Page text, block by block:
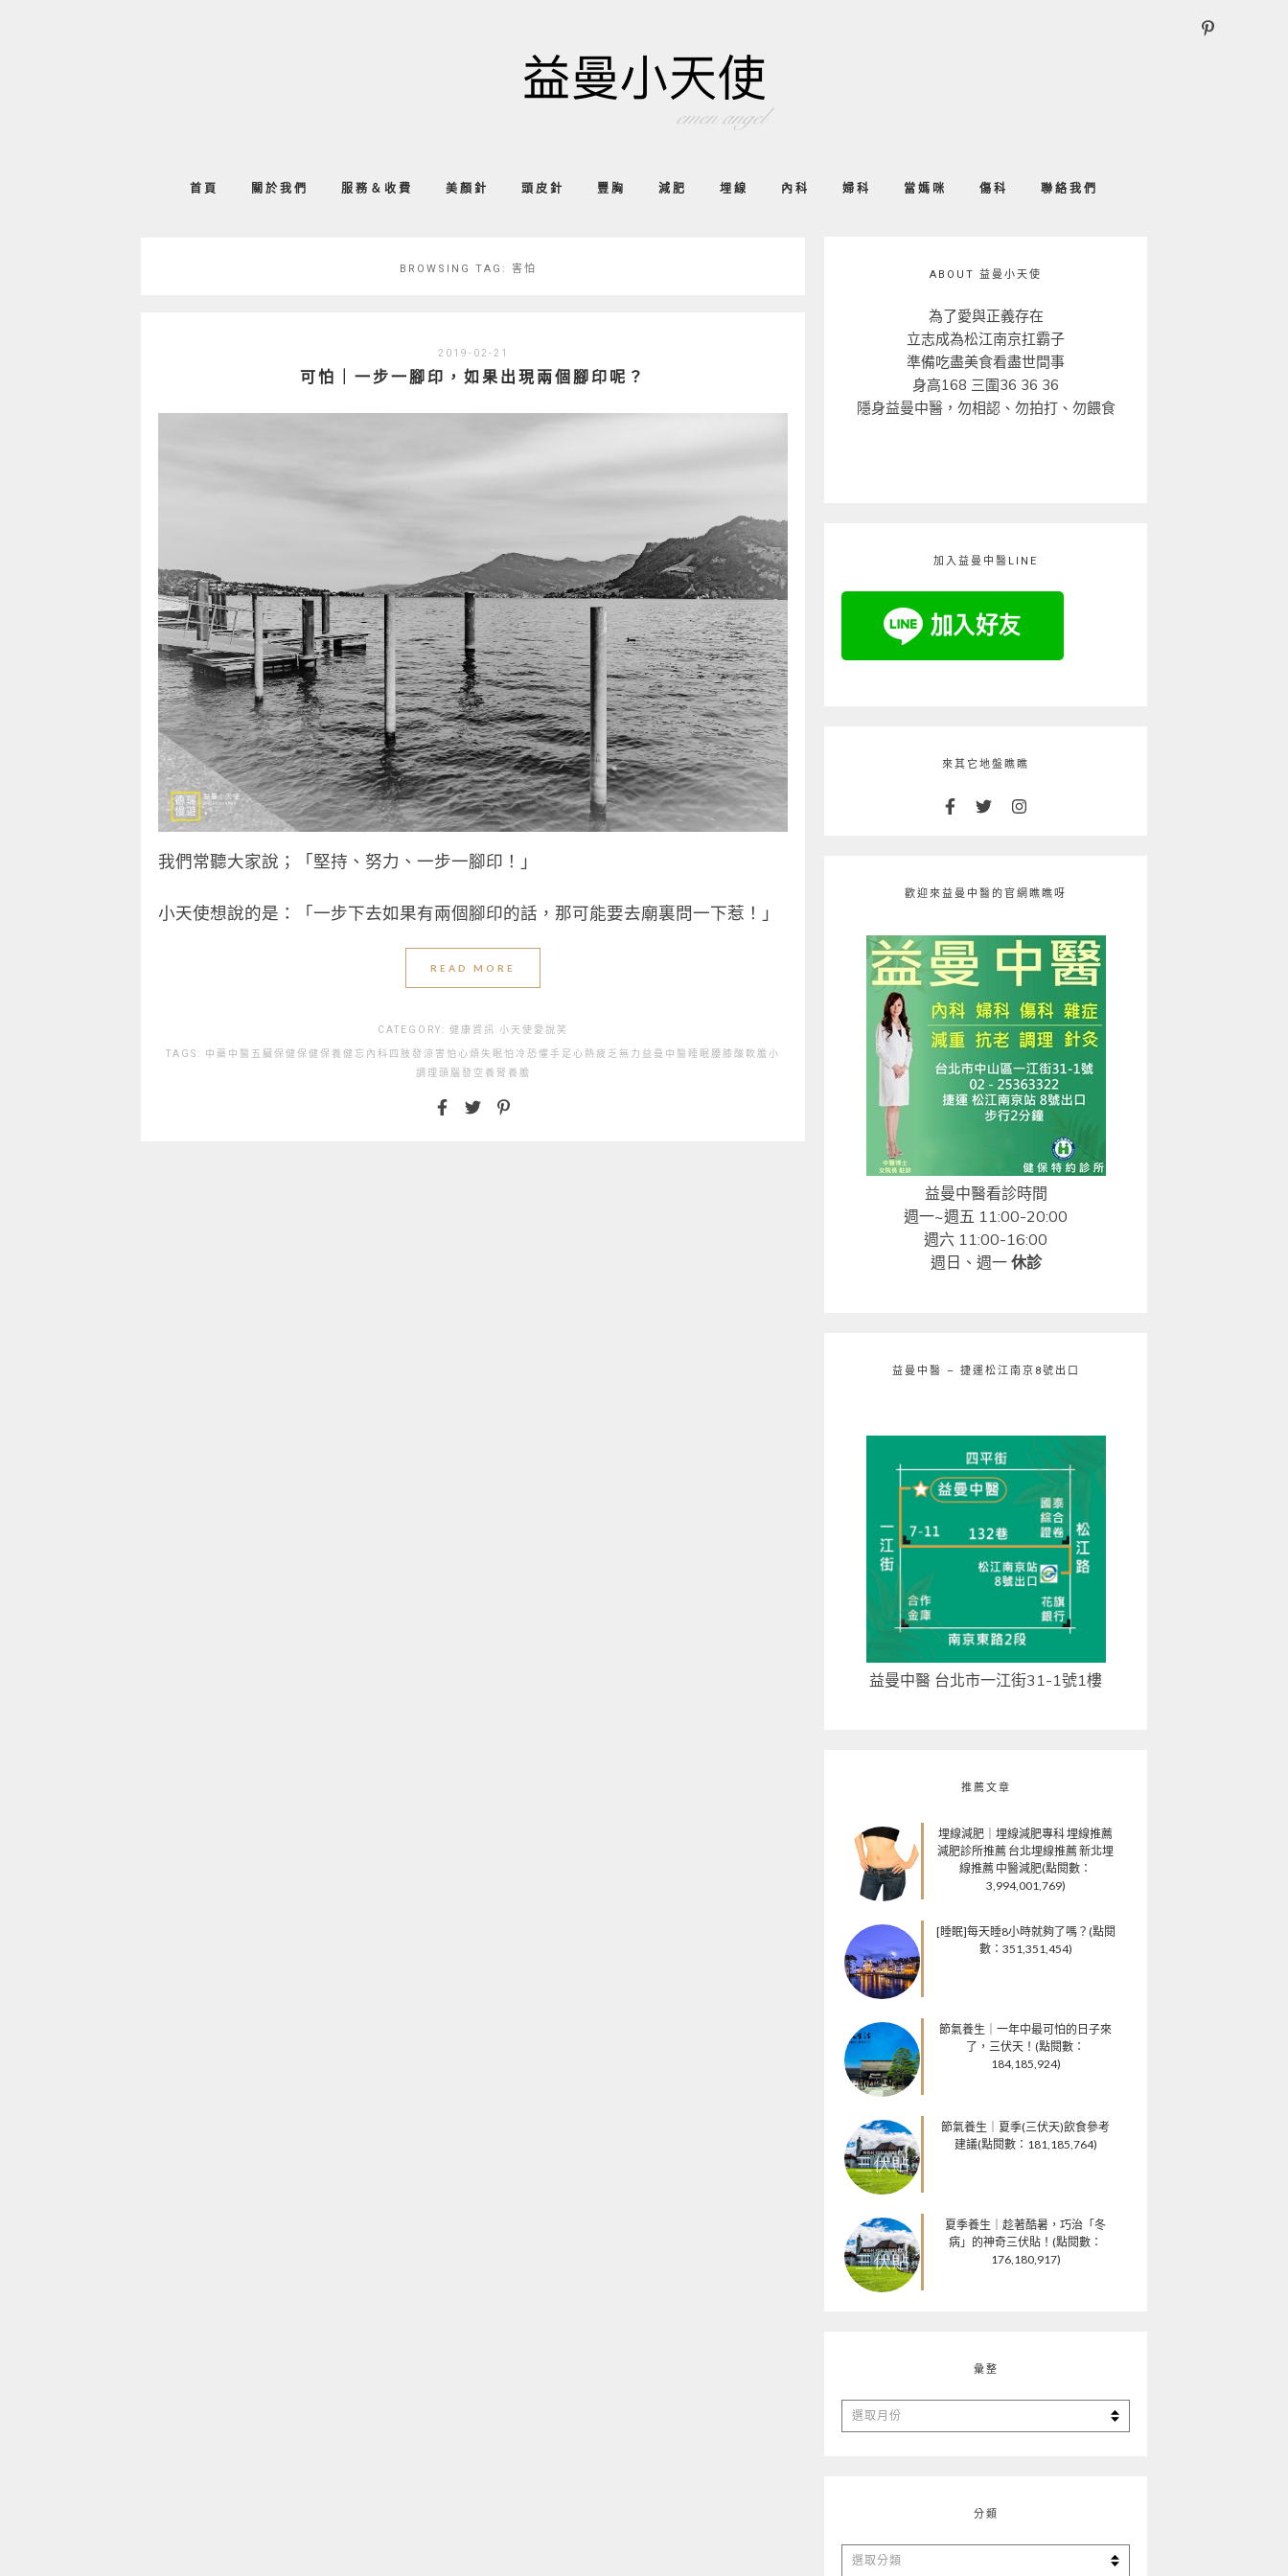
首頁 關於我們 服務＆收費 美顏針 頭皮針 豐胸 減肥 埋線 內科 婦科 當媽咪 傷科 聯絡我們
BROWSING TAG: 害怕
2019-02-21
可怕｜一步一腳印，如果出現兩個腳印呢？
我們常聽大家說；「堅持、努力、一步一腳印！」
小天使想說的是：「一步下去如果有兩個腳印的話，那可能要去廟裏問一下惹！」
READ MORE
CATEGORY: 健康資訊 小天使愛說笑
TAGS: 中藥 中醫 五臟保健保健保養 健忘 內科 四肢發涼 害怕 心煩失眠怕冷恐懼 手足心熱疲乏無力 益曼中醫 睡眠腰膝酸軟膽小
調理 頭腦發空 養腎 養膽
ABOUT 益曼小天使
為了愛與正義存在
立志成為松江南京扛霸子
準備吃盡美食看盡世間事
身高168 三圍36 36 36
隱身益曼中醫，勿相認、勿拍打、勿餵食
加入益曼中醫LINE
來其它地盤瞧瞧
歡迎來益曼中醫的官網瞧瞧呀
益曼中醫看診時間
週一~週五 11:00-20:00
週六 11:00-16:00
週日、週一 休診
益曼中醫 – 捷運松江南京8號出口
益曼中醫 台北市一江街31-1號1樓
推薦文章
埋線減肥｜埋線減肥專科 埋線推薦
減肥診所推薦 台北埋線推薦 新北埋
線推薦 中醫減肥(點閱數：
3,994,001,769)
[睡眠]每天睡8小時就夠了嗎？(點閱
數：351,351,454)
節氣養生｜一年中最可怕的日子來
了，三伏天！(點閱數：
184,185,924)
節氣養生｜夏季(三伏天)飲食參考
建議(點閱數：181,185,764)
夏季養生｜趁著酷暑，巧治「冬
病」的神奇三伏貼！(點閱數：
176,180,917)
彙整
彙
整
分類
分